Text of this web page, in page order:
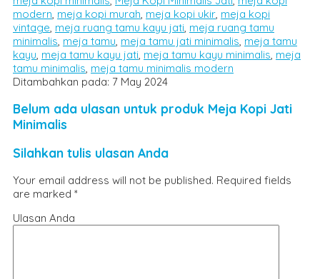
modern, meja kopi murah, meja kopi ukir, meja kopi
vintage, meja ruang tamu kayu jati, meja ruang tamu
minimalis, meja tamu, meja tamu jati minimalis, meja tamu
kayu, meja tamu kayu jati, meja tamu kayu minimalis, meja
tamu minimalis, meja tamu minimalis modern
Ditambahkan pada: 7 May 2024
Belum ada ulasan untuk produk Meja Kopi Jati
Minimalis
Silahkan tulis ulasan Anda
Your email address will not be published. Required fields
are marked *
Ulasan Anda